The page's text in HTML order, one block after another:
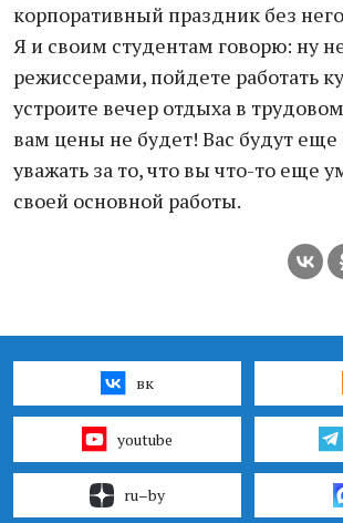
корпоративный праздник без
Я и своим студентам говорю: ну
режиссерами, пойдете работать
устроите вечер отдыха в
вам цены не будет! Вас будут
уважать за то, что вы что-то еще
своей основной работы.
вк
youtube
ru–by